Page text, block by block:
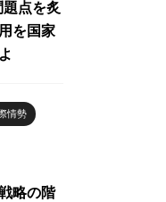
点を炙
を国家
情勢
略の階